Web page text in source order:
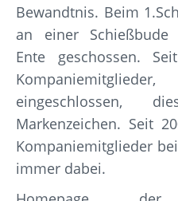
Bewandtnis. Beim
an einer Schießbude
Ente geschossen.
eingeschlossen,
Markenzeichen. Seit
Kompaniemitglieder
immer dabei.